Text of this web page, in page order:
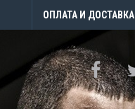
ОПЛАТА И ДОСТАВКА